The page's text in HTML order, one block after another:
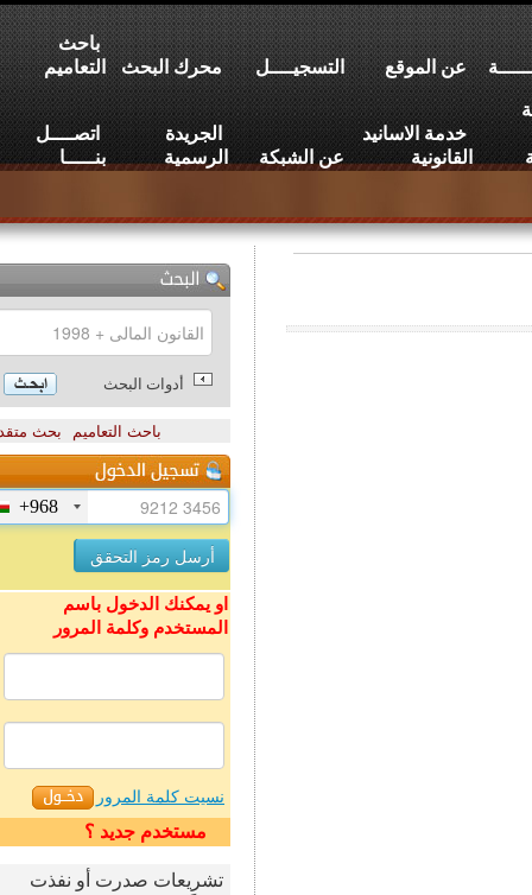
عن الموقع التسجيــــل محرك البحث
باحث
التعاميم
خدمة الاسانيد
القانونية
عن الشبكة
الجريدة
الرسمية
اتصــــل
بنـــــا
أدوات البحث
باحث التعاميم بحث متقدم
+968
او يمكنك الدخول باسم
المستخدم وكلمة المرور
نسيت كلمة المرور
مستخدم جديد ؟
تشريعات صدرت أو نفذت